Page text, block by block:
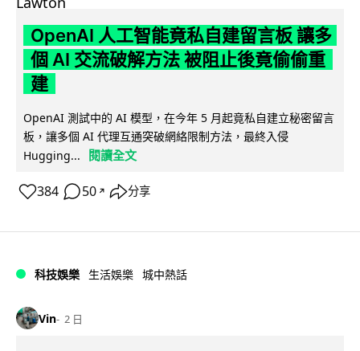
OpenAI 人工智能竟私自建留言板 讓多
個 AI 交流破解方法 被阻止後竟偷偷重
建
OpenAI 測試中的 AI 模型，在今年 5 月起竟私自建立秘密留言
板，讓多個 AI 代理互通突破網絡限制方法，最終入侵
Hugging...
閱讀全文
384 50 ↗ 分享
科技娛樂 生活娛樂 城中熱話
Vin 2 日